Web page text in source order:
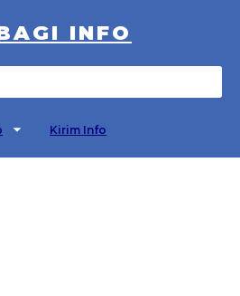
INFO
Kirim Info